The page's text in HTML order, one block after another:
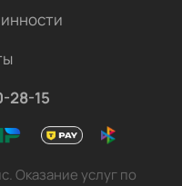
28-15
Оказание услуг по